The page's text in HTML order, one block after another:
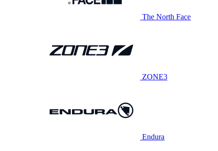
The North Face
ZONE3
Endura